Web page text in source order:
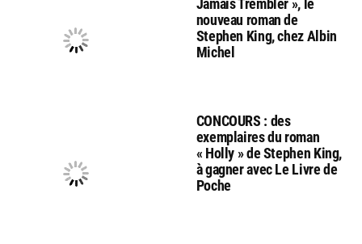
nouveau roman de
Stephen King, chez Albin
Michel
CONCOURS : des
exemplaires du roman
« Holly » de Stephen King,
à gagner avec Le Livre de
Poche